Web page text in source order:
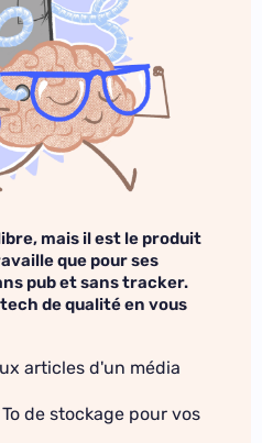
mais il est le produit
que pour ses
pub et sans tracker.
de qualité en vous
articles d'un média
de stockage pour vos